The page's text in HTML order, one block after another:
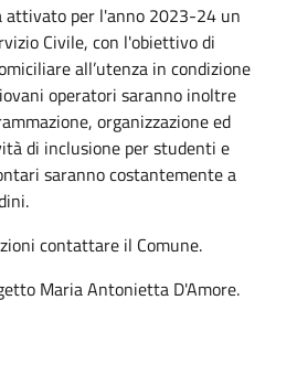
attivato per l'anno 2023-24 un
Civile, con l'obiettivo di
all’utenza in condizione
operatori saranno inoltre
organizzazione ed
di inclusione per studenti e
saranno costantemente a
contattare il Comune.
Maria Antonietta D'Amore.